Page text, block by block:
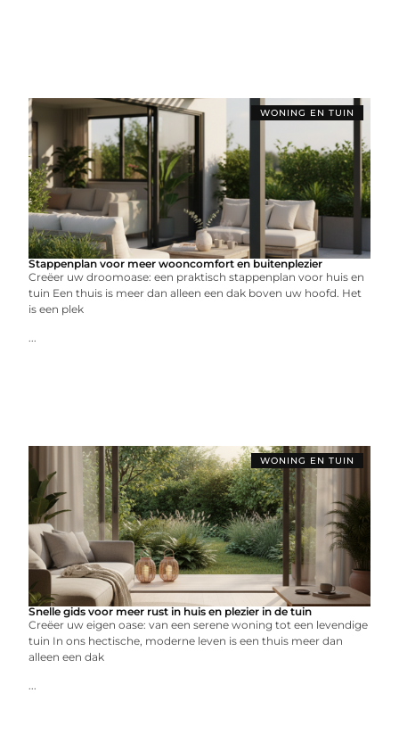
WONING EN TUIN
Stappenplan voor meer wooncomfort en buitenplezier
Creëer uw droomoase: een praktisch stappenplan voor huis en
tuin Een thuis is meer dan alleen een dak boven uw hoofd. Het
is een plek
...
WONING EN TUIN
Snelle gids voor meer rust in huis en plezier in de tuin
Creëer uw eigen oase: van een serene woning tot een levendige
tuin In ons hectische, moderne leven is een thuis meer dan
alleen een dak
...